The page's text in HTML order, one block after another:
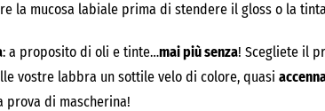
la mucosa labiale prima di stendere il gloss o la
: a proposito di oli e tinte…mai più senza! Scegliete il
vostre labbra un sottile velo di colore, quasi
prova di mascherina!